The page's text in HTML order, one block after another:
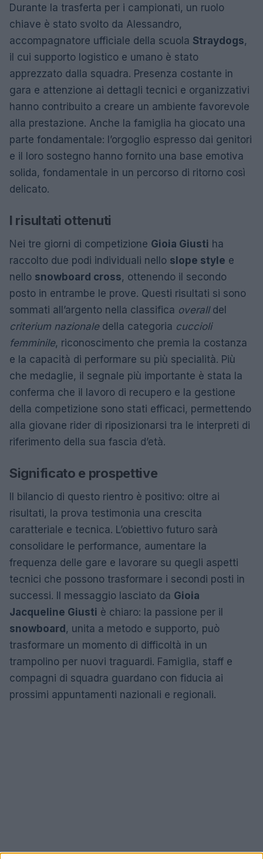
Durante la trasferta per i campionati, un ruolo
chiave è stato svolto da Alessandro,
accompagnatore ufficiale della scuola Straydogs,
il cui supporto logistico e umano è stato
apprezzato dalla squadra. Presenza costante in
gara e attenzione ai dettagli tecnici e organizzativi
hanno contribuito a creare un ambiente favorevole
alla prestazione. Anche la famiglia ha giocato una
parte fondamentale: l’orgoglio espresso dai genitori
e il loro sostegno hanno fornito una base emotiva
solida, fondamentale in un percorso di ritorno così
delicato.
I risultati ottenuti
Nei tre giorni di competizione Gioia Giusti ha
raccolto due podi individuali nello slope style e
nello snowboard cross, ottenendo il secondo
posto in entrambe le prove. Questi risultati si sono
sommati all’argento nella classifica overalldel
criterium nazionaledella categoria cuccioli
femminile, riconoscimento che premia la costanza
e la capacità di performare su più specialità. Più
che medaglie, il segnale più importante è stata la
conferma che il lavoro di recupero e la gestione
della competizione sono stati efficaci, permettendo
alla giovane rider di riposizionarsi tra le interpreti di
riferimento della sua fascia d’età.
Significato e prospettive
Il bilancio di questo rientro è positivo: oltre ai
risultati, la prova testimonia una crescita
caratteriale e tecnica. L’obiettivo futuro sarà
consolidare le performance, aumentare la
frequenza delle gare e lavorare su quegli aspetti
tecnici che possono trasformare i secondi posti in
successi. Il messaggio lasciato da Gioia
Jacqueline Giusti è chiaro: la passione per il
snowboard, unita a metodo e supporto, può
trasformare un momento di difficoltà in un
trampolino per nuovi traguardi. Famiglia, staff e
compagni di squadra guardano con fiducia ai
prossimi appuntamenti nazionali e regionali.